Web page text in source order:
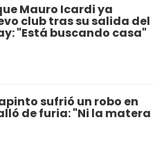
Mauro Icardi ya
club tras su salida del
"Está buscando casa"
sufrió un robo en
de furia: "Ni la matera